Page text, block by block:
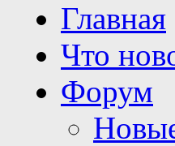
Главная
Что
Форум